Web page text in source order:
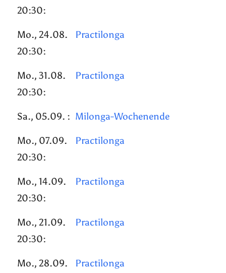
20:30:
Mo., 24.08.
20:30:
Practilonga
Mo., 31.08.
20:30:
Practilonga
Sa., 05.09. : Milonga-Wochenende
Mo., 07.09.
20:30:
Practilonga
Mo., 14.09.
20:30:
Practilonga
Mo., 21.09.
20:30:
Practilonga
Mo., 28.09.
Practilonga